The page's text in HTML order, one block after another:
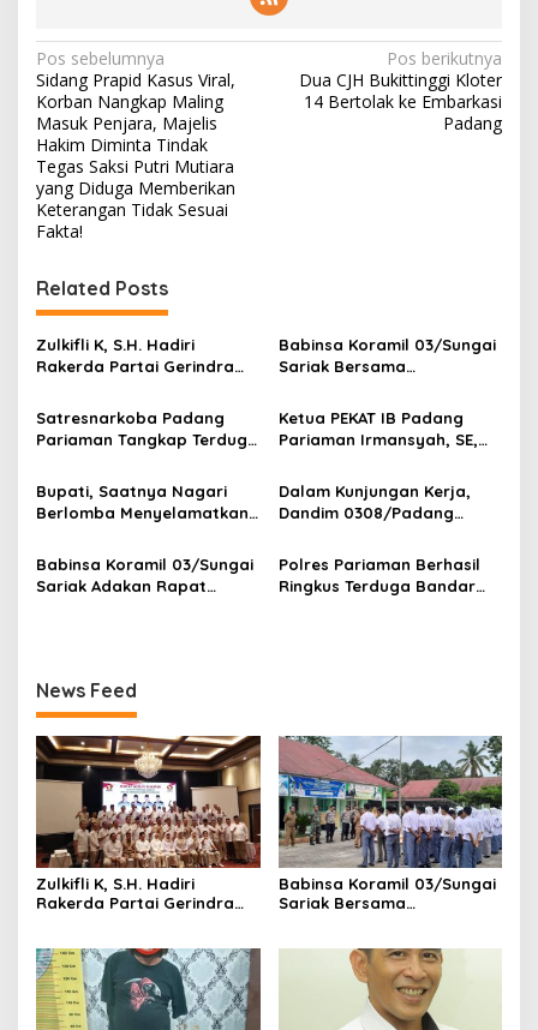
N
a
v
i
g
a
i
p
o
Pos sebelumnya
Sidang Prapid Kasus Viral,
Korban Nangkap Maling
Masuk Penjara, Majelis
Hakim Diminta Tindak
Tegas Saksi Putri Mutiara
yang Diduga Memberikan
Keterangan Tidak Sesuai
Fakta!
Pos berikutnya
Dua CJH Bukittinggi Kloter
14 Bertolak ke Embarkasi
Padang
Related Posts
‎Zulkifli K, S.H. Hadiri
Rakerda Partai Gerindra
Aspirasi dan Program Kerja
Fraksi DPRD Padang
Babinsa Koramil 03/Sungai
Sariak Bersama
VII Koto Melaksanakan
Seleksi Calon Anggota
Patamuan
Satresnarkoba Padang
Pariaman Tangkap Terduga
Sabu Dan Ganja
Ketua PEKAT IB Padang
Pariaman Irmansyah, SE,
“Anugerah Nagari Aman
Dan Korong Tangguh”
Bupati, Saatnya Nagari
Berlomba Menyelamatkan
Membangun Infrastruktur
Dalam Kunjungan Kerja,
Dandim 0308/Padang
Pengarahan Anggota
Koramil 01/Pariaman
Babinsa Koramil 03/Sungai
Sariak Adakan Rapat
Polres Pariaman Berhasil
Ringkus Terduga Bandar
News Feed
‎Zulkifli K, S.H. Hadiri
Rakerda Partai Gerindra
Fraksi DPRD Padang
Pariaman
Babinsa Koramil 03/Sungai
Sariak Bersama
Seleksi Calon Anggota
Paskibra Tingkat
Kecamatan VII Koto
Patamuan